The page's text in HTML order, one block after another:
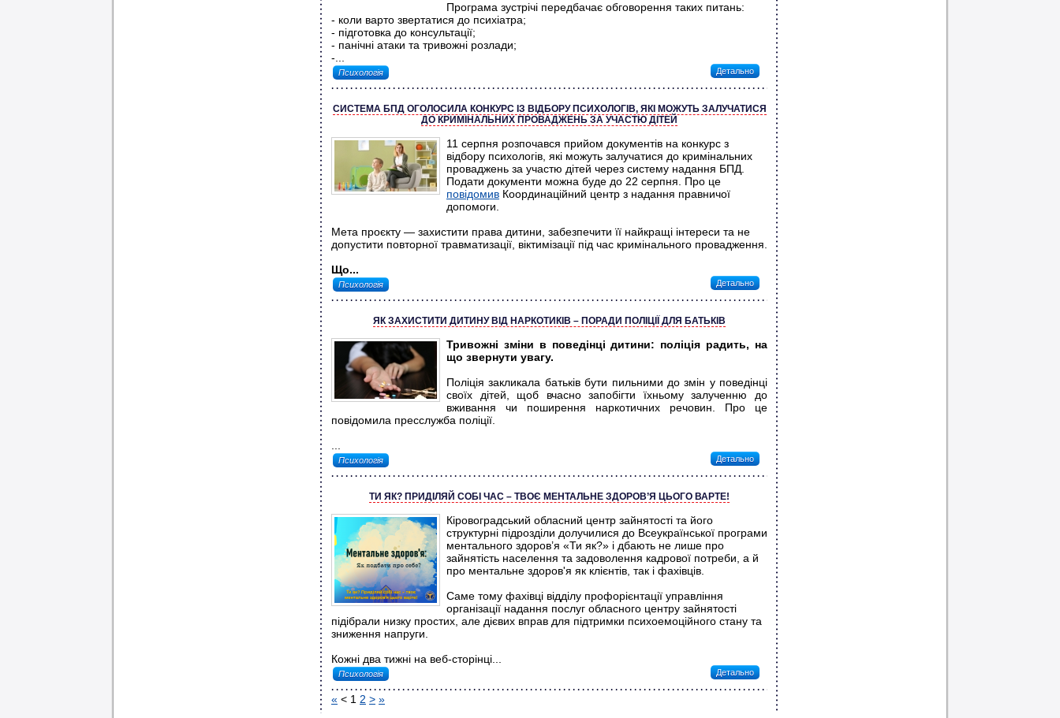
Програма зустрічі передбачає обговорення таких питань:
- коли варто звертатися до психіатра;
- підготовка до консультації;
- панічні атаки та тривожні розлади;
-...
Психологія Детально
СИСТЕМА БПД ОГОЛОСИЛА КОНКУРС ІЗ ВІДБОРУ ПСИХОЛОГІВ, ЯКІ МОЖУТЬ ЗАЛУЧАТИСЯ
ДО КРИМІНАЛЬНИХ ПРОВАДЖЕНЬ ЗА УЧАСТЮ ДІТЕЙ
11 серпня розпочався прийом документів на конкурс з
відбору психологів, які можуть залучатися до кримінальних
проваджень за участю дітей через систему надання БПД.
Подати документи можна буде до 22 серпня. Про це
повідомив Координаційний центр з надання правничої
допомоги.
Мета проєкту — захистити права дитини, забезпечити її найкращі інтереси та не
допустити повторної травматизації, віктимізації під час кримінального провадження.
Що...
Психологія Детально
ЯК ЗАХИСТИТИ ДИТИНУ ВІД НАРКОТИКІВ – ПОРАДИ ПОЛІЦІЇ ДЛЯ БАТЬКІВ
Тривожні зміни в поведінці дитини: поліція радить, на
що звернути увагу.
Поліція закликала батьків бути пильними до змін у поведінці
своїх дітей, щоб вчасно запобігти їхньому залученню до
вживання чи поширення наркотичних речовин. Про це
повідомила пресслужба поліції.
Психологія Детально
ТИ ЯК? ПРИДІЛЯЙ СОБІ ЧАС – ТВОЄ МЕНТАЛЬНЕ ЗДОРОВ’Я ЦЬОГО ВАРТЕ!
Кіровоградський обласний центр зайнятості та його
структурні підрозділи долучилися до Всеукраїнської програми
ментального здоров’я «Ти як?» і дбають не лише про
зайнятість населення та задоволення кадрової потреби, а й
про ментальне здоров'я як клієнтів, так і фахівців.
Саме тому фахівці відділу профорієнтації управління
організації надання послуг обласного центру зайнятості
підібрали низку простих, але дієвих вправ для підтримки психоемоційного стану та
зниження напруги.
Кожні два тижні на веб-сторінці...
Психологія Детально
« < 1 2 > »